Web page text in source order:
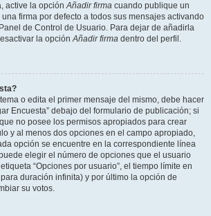
active la opciónAñadir firma cuando publique un
firma por defecto a todos sus mensajes activando
de Control de Usuario. Para dejar de añadirla
la opciónAñadir firma dentro del perfil.
o edita el primer mensaje del mismo, debe hacer
Encuesta” debajo del formulario de publicación; si
no posee los permisos apropiados para crear
y al menos dos opciones en el campo apropiado,
opción se encuentre en la correspondiente línea
elegir el número de opciones que el usuario
“Opciones por usuario”, el tiempo límite en
duración infinita) y por último la opción de
su votos.